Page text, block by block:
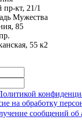
пр-кт, 21/1
Мужества
85
55 к2
на обработку
сообщений об